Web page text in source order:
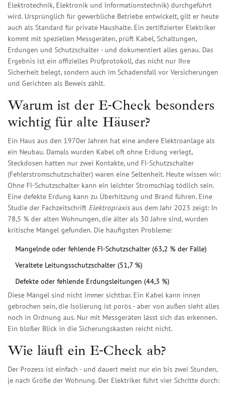
Elektrotechnik, Elektronik und Informationstechnik) durchgeführt
wird. Ursprünglich für gewerbliche Betriebe entwickelt, gilt er heute
auch als Standard für private Haushalte. Ein zertifizierter Elektriker
kommt mit speziellen Messgeräten, prüft Kabel, Schaltungen,
Erdungen und Schutzschalter - und dokumentiert alles genau. Das
Ergebnis ist ein offizielles Prüfprotokoll, das nicht nur Ihre
Sicherheit belegt, sondern auch im Schadensfall vor Versicherungen
und Gerichten als Beweis zählt.
Warum ist der E-Check besonders
wichtig für alte Häuser?
Ein Haus aus den 1970er Jahren hat eine andere Elektroanlage als
ein Neubau. Damals wurden Kabel oft ohne Erdung verlegt,
Steckdosen hatten nur zwei Kontakte, und FI-Schutzschalter
(Fehlerstromschutzschalter) waren eine Seltenheit. Heute wissen wir:
Ohne FI-Schutzschalter kann ein leichter Stromschlag tödlich sein.
Eine defekte Erdung kann zu Überhitzung und Brand führen. Eine
Studie der Fachzeitschrift Elektropraxisaus dem Jahr 2023 zeigt: In
78,5 % der alten Wohnungen, die älter als 30 Jahre sind, wurden
kritische Mängel gefunden. Die häufigsten Probleme:
Mangelnde oder fehlende FI-Schutzschalter (63,2 % der Fälle)
Veraltete Leitungsschutzschalter (51,7 %)
Defekte oder fehlende Erdungsleitungen (44,3 %)
Diese Mängel sind nicht immer sichtbar. Ein Kabel kann innen
gebrochen sein, die Isolierung ist porös - aber von außen sieht alles
noch in Ordnung aus. Nur mit Messgeräten lässt sich das erkennen.
Ein bloßer Blick in die Sicherungskasten reicht nicht.
Wie läuft ein E-Check ab?
Der Prozess ist einfach - und dauert meist nur ein bis zwei Stunden,
je nach Größe der Wohnung. Der Elektriker führt vier Schritte durch: